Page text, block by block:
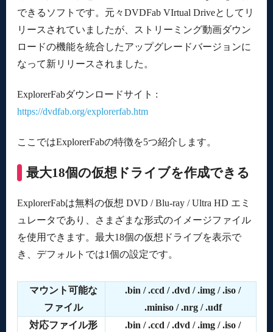
できるソフトです。元々DVDFab VIrtual Driveとしてリ
リースされていましたが、ストリーミング動画ダウン
ロードの機能を統合したアップグレードバージョンに
なって新リリースされました。
ExplorerFabダウンロードサイト :
https://dvdfab.org/explorerfab.htm
ここではExplorerFabの特徴を5つ紹介します。
最大18個の仮想ドライブを作成できる
ExplorerFabは無料の仮想 DVD / Blu-ray / Ultra HD エミ
ュレータであり、さまざまな形式のイメージファイル
を使用できます。最大18個の仮想ドライブを表示で
き、デフォルトでは1個の設定です。
マウント可能な
ファイル
.bin / .ccd / .dvd / .img / .iso /
.miniso / .nrg / .udf
対応ファイル形
.bin / .ccd / .dvd / .img / .iso /